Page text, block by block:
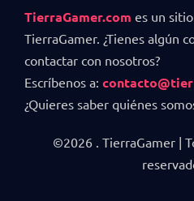
TierraGamer.com es un
TierraGamer. ¿Tienes algún
contactar con nosotros?
Escríbenos a:
¿Quieres saber quiénes
©2026 . TierraGamer |